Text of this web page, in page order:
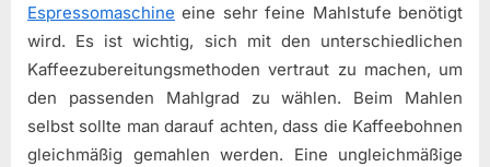
Espressomaschine eine sehr feine Mahlstufe benötigt
wird. Es ist wichtig, sich mit den unterschiedlichen
Kaffeezubereitungsmethoden vertraut zu machen, um
den passenden Mahlgrad zu wählen. Beim Mahlen
selbst sollte man darauf achten, dass die Kaffeebohnen
gleichmäßig gemahlen werden. Eine ungleichmäßige